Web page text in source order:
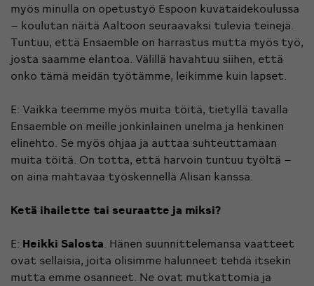
myös minulla on opetustyö Espoon kuvataidekoulussa
– koulutan näitä Aaltoon seuraavaksi tulevia teinejä.
Tuntuu, että Ensaemble on harrastus mutta myös työ,
josta saamme elantoa. Välillä havahtuu siihen, että
onko tämä meidän työtämme, leikimme kuin lapset.
E: Vaikka teemme myös muita töitä, tietyllä tavalla
Ensaemble on meille jonkinlainen unelma ja henkinen
elinehto. Se myös ohjaa ja auttaa suhteuttamaan
muita töitä. On totta, että harvoin tuntuu työltä –
on aina mahtavaa työskennellä Alisan kanssa.
Ketä ihailette tai seuraatte ja miksi?
E: Heikki Salosta. Hänen suunnittelemansa vaatteet
ovat sellaisia, joita olisimme halunneet tehdä itsekin
mutta emme osanneet. Ne ovat mutkattomia ja